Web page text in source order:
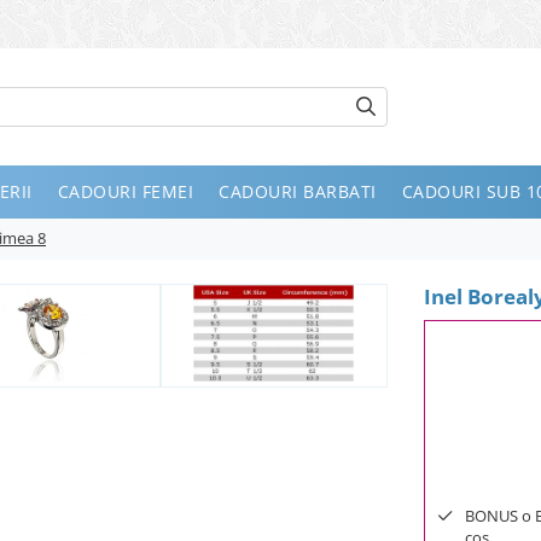
CADOURI FEMEI CADOURI BARBATI CADOURI SUB
8
Inel
BONUS o